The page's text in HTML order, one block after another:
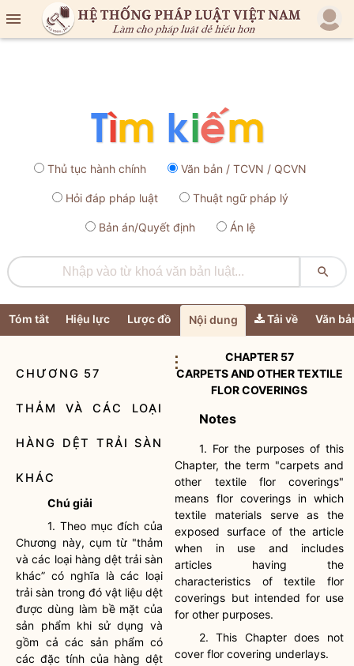

Thủ tục hành chính Văn bản / TCVN / QCVN
Hỏi đáp pháp luật Thuật ngữ pháp lý
Bản án/Quyết định Án lệ

Tóm tắt Hiệu lực Lược đồ Nội dung Tải về Văn
CHƯƠNG 57
THẢM VÀ CÁC LOẠI
HÀNG DỆT TRẢI SÀN
KHÁC
Chú giải
1. Theo mục đích của
Chương này, cụm từ "thảm
và các loại hàng dệt trải sàn
khác” có nghĩa là các loại
trải sàn trong đó vật liệu dệt
được dùng làm bề mặt của
sản phẩm khi sử dụng và
gồm cả các sản phẩm có
các đặc tính của hàng dệt
CHAPTER 57
CARPETS AND OTHER TEXTILE
FLOR COVERINGS
Notes
1. For the purposes of this
Chapter, the term "carpets and
other textile flor coverings"
means flor coverings in which
textile materials serve as the
exposed surface of the article
when in use and includes
articles having the
characteristics of textile flor
coverings but intended for use
for other purposes.
2. This Chapter does not
cover flor covering underlays.
⋮